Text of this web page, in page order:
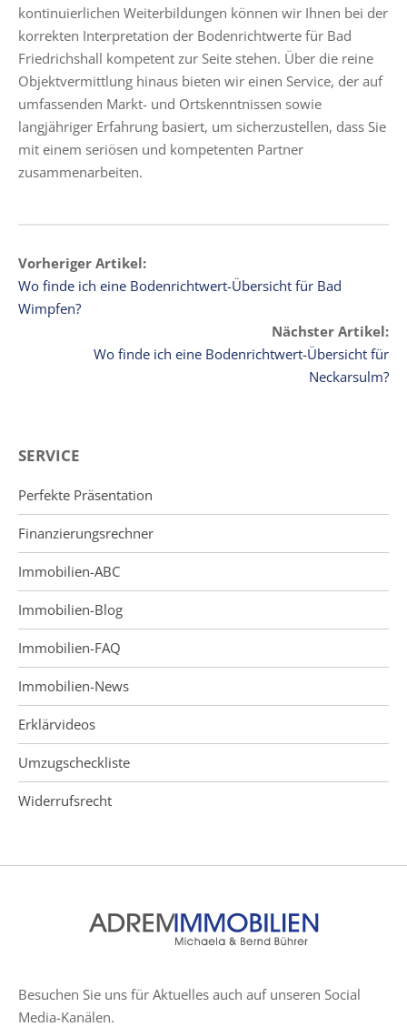
kontinuierlichen Weiterbildungen können wir Ihnen bei der
korrekten Interpretation der Bodenrichtwerte für Bad
Friedrichshall kompetent zur Seite stehen. Über die reine
Objektvermittlung hinaus bieten wir einen Service, der auf
umfassenden Markt- und Ortskenntnissen sowie
langjähriger Erfahrung basiert, um sicherzustellen, dass Sie
mit einem seriösen und kompetenten Partner
zusammenarbeiten.
Vorheriger Artikel:
Wo finde ich eine Bodenrichtwert-Übersicht für Bad
Wimpfen?
Nächster Artikel:
Wo finde ich eine Bodenrichtwert-Übersicht für
Neckarsulm?
SERVICE
Perfekte Präsentation
Finanzierungsrechner
Immobilien-ABC
Immobilien-Blog
Immobilien-FAQ
Immobilien-News
Erklärvideos
Umzugscheckliste
Widerrufsrecht
Besuchen Sie uns für Aktuelles auch auf unseren Social
Media-Kanälen.